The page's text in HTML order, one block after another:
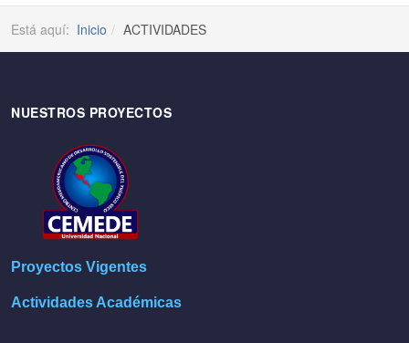
Está aquí: Inicio ACTIVIDADES
NUESTROS PROYECTOS
Proyectos Vigentes
Actividades Académicas